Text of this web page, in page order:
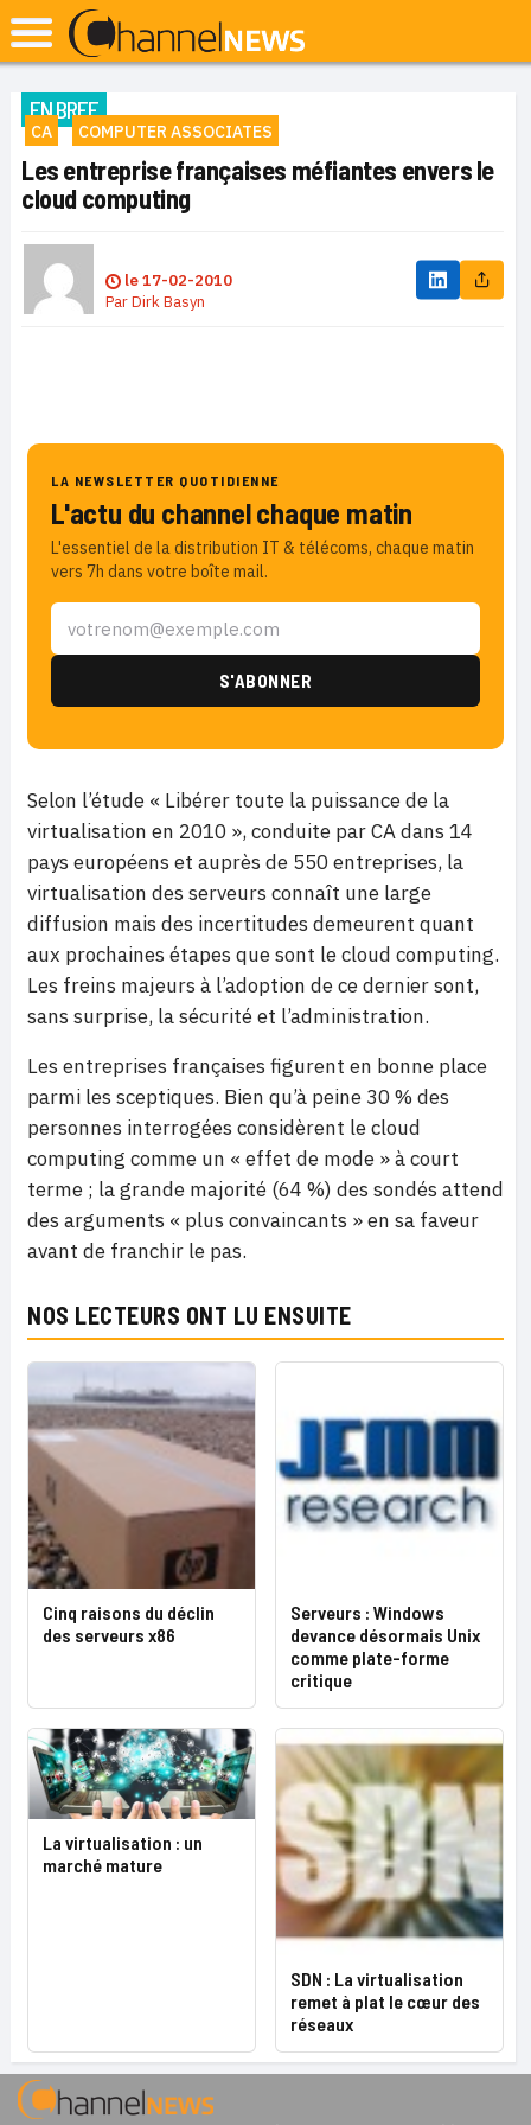
EN BREF
CA COMPUTER ASSOCIATES
Les entreprise françaises méfiantes envers le
cloud computing
le17-02-2010
ParDirk Basyn
LA NEWSLETTER QUOTIDIENNE
L'actu du channel chaque matin
L'essentiel de la distribution IT & télécoms, chaque matin
vers 7h dans votre boîte mail.
Selon l’étude « Libérer toute la puissance de la
virtualisation en 2010 », conduite par CA dans 14
pays européens et auprès de 550 entreprises, la
virtualisation des serveurs connaît une large
diffusion mais des incertitudes demeurent quant
aux prochaines étapes que sont le cloud computing.
Les freins majeurs à l’adoption de ce dernier sont,
sans surprise, la sécurité et l’administration.
Les entreprises françaises figurent en bonne place
parmi les sceptiques. Bien qu’à peine 30 % des
personnes interrogées considèrent le cloud
computing comme un « effet de mode » à court
terme ; la grande majorité (64 %) des sondés attend
des arguments « plus convaincants » en sa faveur
avant de franchir le pas.
NOS LECTEURS ONT LU ENSUITE
Cinq raisons du déclin
des serveurs x86
Serveurs : Windows
devance désormais Unix
comme plate-forme
critique
La virtualisation : un
marché mature
SDN : La virtualisation
remet à plat le cœur des
réseaux